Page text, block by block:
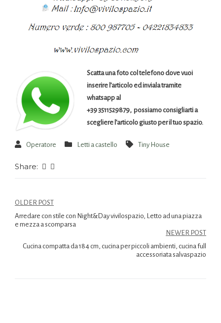
Scatta una foto col telefono dove vuoi
inserire l’articolo ed inviala tramite
whatsapp al
+39 3511529879, possiamo consigliarti a
scegliere l’articolo giusto per il tuo spazio.
Operatore Letti a castello Tiny House
Share:
OLDER POST
Arredare con stile con Night&Day vivilospazio, Letto ad una piazza
e mezza a scomparsa
NEWER POST
Cucina compatta da 184 cm, cucina per piccoli ambienti, cucina full
accessoriata salvaspazio